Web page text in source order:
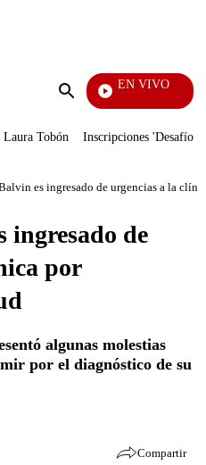
Enviar
EN VIVO
Laura Tobón Inscripciones 'Desafío'
es ingresado de urgencias a la
ingresado de
por
algunas molestias
por el diagnóstico de su
Compartir